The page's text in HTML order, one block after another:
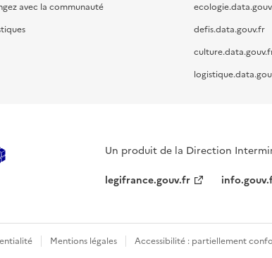
avec la communauté
defis.data.gouv.fr
Un produit de la Direction
legifrance.gouv.fr
Mentions légales Accessibilité : partiellement